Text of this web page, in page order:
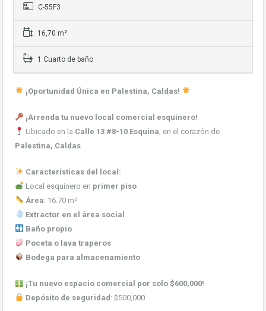
C-55F3
16,70 m²
1 Cuarto de baño
¡Oportunidad Única en Palestina, Caldas!
¡Arrenda tu nuevo local comercial esquinero!
Ubicado en la Calle 13 #8-10 Esquina, en el corazón de
Palestina, Caldas.
Características del local:
Local esquinero en primer piso
Área: 16.70 m²
Extractor en el área social
Baño propio
Poceta o lava traperos
Bodega para almacenamiento
¡Tu nuevo espacio comercial por solo $600,000!
Depósito de seguridad : $500,000